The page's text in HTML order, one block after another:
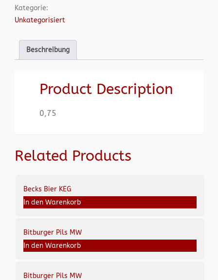
Kategorie:
Unkategorisiert
Beschreibung
Product Description
0,75
Related Products
Becks Bier KEG
In den Warenkorb
Bitburger Pils MW
In den Warenkorb
Bitburger Pils MW